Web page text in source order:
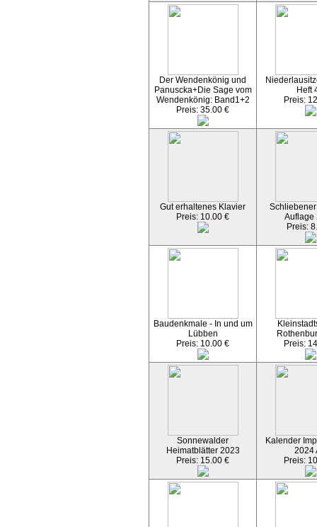
Der Wendenkönig und
Panuscka+Die Sage vom
Wendenkönig: Band1+2
Preis: 35.00 €
Heft
Preis:
Gut erhaltenes Klavier
Preis: 10.00 €
Auflage
Preis:
Baudenkmale - In und um
Lübben
Preis: 10.00 €
Preis:
Sonnewalder
Heimatblätter 2023
Preis: 15.00 €
Kalender
2024
Preis: